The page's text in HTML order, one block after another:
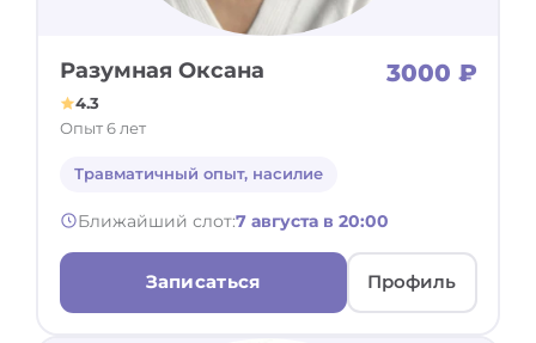
Разумная Оксана 3000 ₽
4.3
Опыт 6 лет
Травматичный опыт, насилие
Ближайший слот:7 августа в 20:00
Записаться Профиль